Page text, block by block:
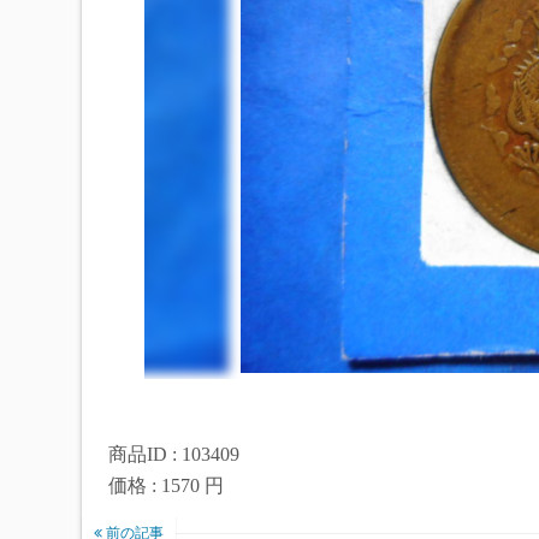
商品ID : 103409
価格 : 1570 円
前の記事